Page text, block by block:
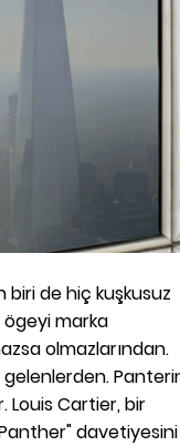
biri de hiç kuşkusuz
ögeyi marka
olmazlarından.
Louis Cartier, bir
davetiyesini